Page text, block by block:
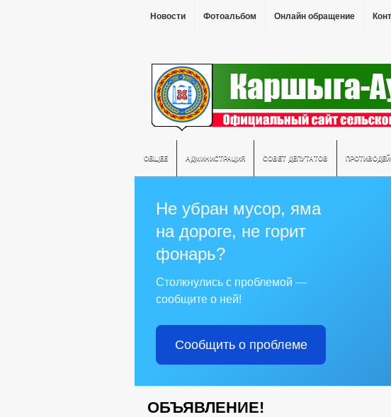
Новости Фотоальбом Онлайн обращение
ОБЩЕЕ АДМИНИСТРАЦИЯ СОВЕТ ДЕПУТАТОВ
Не убран мусор, яма
на дороге, не горит
фонарь?
Столкнулись с проблемой —
сообщите о ней!
Сообщить о проблеме
ОБЪЯВЛЕНИЕ!